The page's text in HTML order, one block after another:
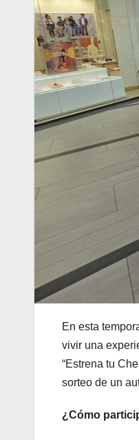
En esta
vivir una
“Estrena tu
sorteo de un
¿Cómo